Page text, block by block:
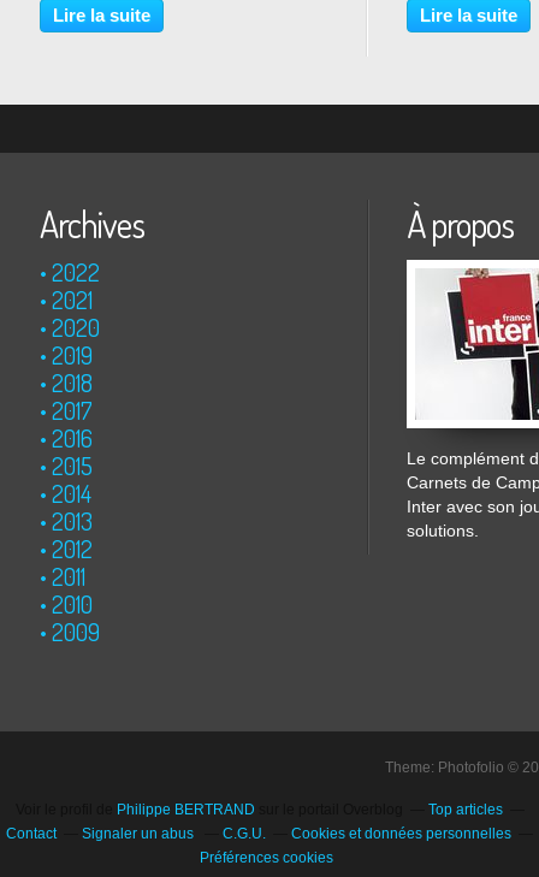
appelée également le Phobos. Les
barres d'immeuble ont accueilli
Lire la suite
nouveauté?
économie
Lire la suite
Archives
2022
2021
2020
2019
2018
2017
2016
2015
2014
2013
2012
2011
2010
2009
À propos
Le complément
Carnets de
Inter avec son
solutions.
Theme: Photofolio ©
Philippe BERTRAND
Top articles
Contact
Signaler un abus C.G.U.
Cookies et données personnelles
Préférences cookies